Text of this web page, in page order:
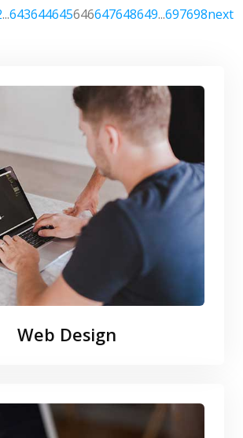
...643644645646647648649...697698next
Web Design